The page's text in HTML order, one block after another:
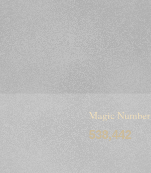
Magic Number
538,442